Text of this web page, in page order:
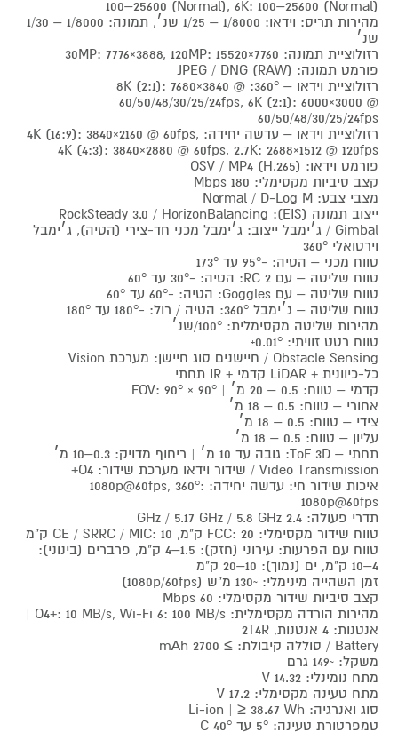
100–25600 (Normal), 6K: 100–25600 (Normal)
מהירות תריס: וידאו: 1/8000 – 1/25 שנ׳, תמונה: 1/8000 – 1/30
שנ׳
רזולוציית תמונה: 30MP: 7776×3888, 120MP: 15520×7760
פורמט תמונה: JPEG / DNG (RAW)
רזולוציית וידאו – 360°: 8K (2:1): 7680×3840 @
60/50/48/30/25/24fps, 6K (2:1): 6000×3000 @
60/50/48/30/25/24fps
רזולוציית וידאו – עדשה יחידה: 4K (16:9): 3840×2160 @ 60fps,
4K (4:3): 3840×2880 @ 60fps, 2.7K: 2688×1512 @ 120fps
פורמט וידאו: OSV / MP4 (H.265)
קצב סיביות מקסימלי: 180 Mbps
מצבי צבע: Normal / D-Log M
ייצוב תמונה (EIS): RockSteady 3.0 / HorizonBalancing
Gimbal / ג׳ימבל ייצוב: ג׳ימבל מכני חד-צירי (הטיה), ג׳ימבל
וירטואלי 360°
טווח מכני – הטיה: -95° עד 173°
טווח שליטה – עם RC 2: הטיה: -30° עד 60°
טווח שליטה – עם Goggles: הטיה: -60° עד 60°
טווח שליטה – ג׳ימבל 360°: הטיה / רול: -180° עד 180°
מהירות שליטה מקסימלית: 100°/שנ׳
טווח רטט זוויתי: ±0.01°
Obstacle Sensing / חיישנים סוג חיישן: מערכת Vision
כל-כיוונית + LiDAR קדמי + IR תחתי
קדמי – טווח: 0.5 – 20 מ׳ | FOV: 90° × 90°
אחורי – טווח: 0.5 – 18 מ׳
צידי – טווח: 0.5 – 18 מ׳
עליון – טווח: 0.5 – 18 מ׳
תחתי – ToF 3D: גובה עד 10 מ׳ | ריחוף מדויק: 0.3–10 מ׳
Video Transmission / שידור וידאו מערכת שידור: O4+
איכות שידור חי: עדשה יחידה: 1080p@60fps, 360°:
1080p@60fps
תדרי פעולה: 2.4 GHz / 5.17 GHz / 5.8 GHz
טווח שידור מקסימלי: FCC: 20 ק"מ, CE / SRRC / MIC: 10 ק"מ
טווח עם הפרעות: עירוני (חזק): 1.5–4 ק"מ, פרברים (בינוני):
4–10 ק"מ, ים (נמוך): 10–20 ק"מ
זמן השהייה מינימלי: ~130 מ"ש (1080p/60fps)
קצב סיביות שידור מקסימלי: 60 Mbps
מהירות הורדה מקסימלית: O4+: 10 MB/s, Wi-Fi 6: 100 MB/s |
אנטנות: 4 אנטנות, 2T4R
Battery / סוללה קיבולת: ≥ 2700 mAh
משקל: ~149 גרם
מתח נומינלי: 14.32 V
מתח טעינה מקסימלי: 17.2 V
סוג ואנרגיה: Li-ion | ≥ 38.67 Wh
טמפרטורת טעינה: 5° עד 40° C